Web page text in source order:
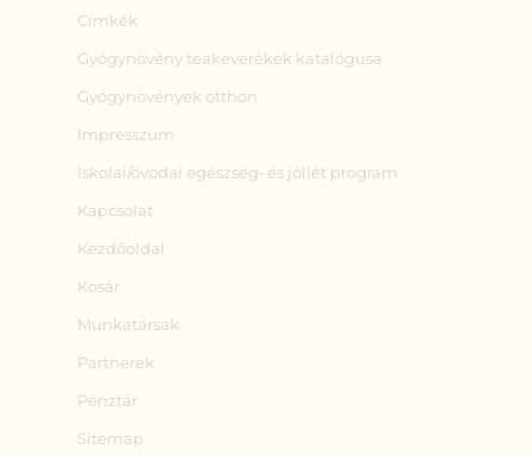
Címkék
Gyógynövény teakeverékek katalógusa
Gyógynövények otthon
Impresszum
Iskolai/óvodai egészség‑ és jóllét program
Kapcsolat
Kezdőoldal
Kosár
Munkatársak
Partnerek
Pénztár
Sitemap